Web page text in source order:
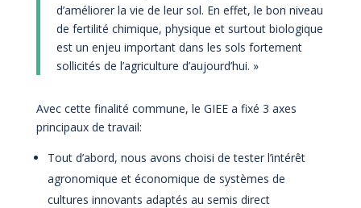
d’améliorer la vie de leur sol. En effet, le bon niveau
de fertilité chimique, physique et surtout biologique
est un enjeu important dans les sols fortement
sollicités de l’agriculture d’aujourd’hui. »
Avec cette finalité commune, le GIEE a fixé 3 axes
principaux de travail:
Tout d’abord, nous avons choisi de tester l’intérêt
agronomique et économique de systèmes de
cultures innovants adaptés au semis direct